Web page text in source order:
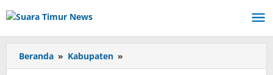
ke
Beranda » Kabupaten »
Satu